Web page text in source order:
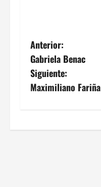
N
a
v
g
Anterior:
Gabriela Benac
Siguiente:
Maximiliano Fariña